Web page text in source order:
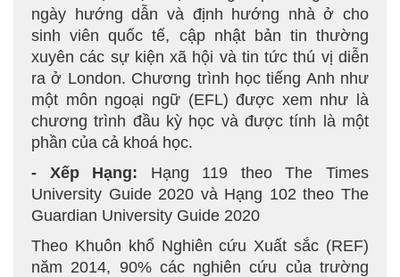
ngày hướng dẫn và định hướng nhà ở cho
sinh viên quốc tế, cập nhật bản tin thường
xuyên các sự kiện xã hội và tin tức thú vị diễn
ra ở London. Chương trình học tiếng Anh như
một môn ngoại ngữ (EFL) được xem như là
chương trình đầu kỳ học và được tính là một
phần của cả khoá học.
- Xếp Hạng: Hạng 119 theo The Times
University Guide 2020 và Hạng 102 theo The
Guardian University Guide 2020
Theo Khuôn khổ Nghiên cứu Xuất sắc (REF)
năm 2014, 90% các nghiên cứu của trường